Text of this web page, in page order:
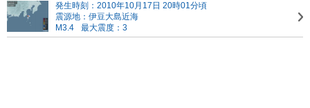
発生時刻：2010年10月17日 20時01分頃
震源地：伊豆大島近海
M3.4
最大震度：3